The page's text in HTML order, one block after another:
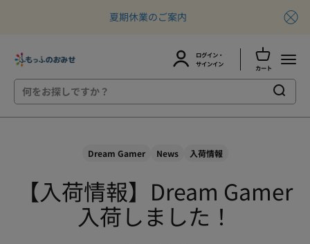
夏期休業のご案内
ふもっふのおみせ
アカウントページに移動する
ログイン・
サインイン
カートを開
カート
メニ
Dream Gamer News 入荷情報
【入荷情報】Dream Gamer
入荷しました！